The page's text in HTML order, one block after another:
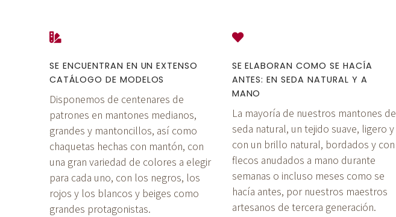
SE ENCUENTRAN EN UN EXTENSO
CATÁLOGO DE MODELOS
Disponemos de centenares de
patrones en mantones medianos,
grandes y mantoncillos, así como
chaquetas hechas con mantón, con
una gran variedad de colores a elegir
para cada uno, con los negros, los
rojos y los blancos y beiges como
grandes protagonistas.
SE ELABORAN COMO SE HACÍA
ANTES: EN SEDA NATURAL Y A
MANO
La mayoría de nuestros mantones de
seda natural, un tejido suave, ligero y
con un brillo natural, bordados y con
flecos anudados a mano durante
semanas o incluso meses como se
hacía antes, por nuestros maestros
artesanos de tercera generación.